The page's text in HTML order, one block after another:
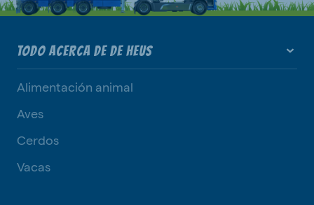
TODO ACERCA DE DE HEUS
Alimentación animal
Aves
Cerdos
Vacas